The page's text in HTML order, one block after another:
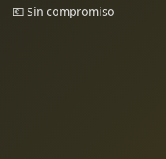
💶 Sin compromiso